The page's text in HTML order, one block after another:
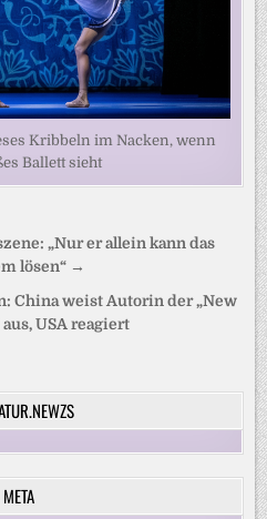
Kribbeln im Nacken, wenn
Ballett sieht
„Nur er allein kann das
lösen“ →
China weist Autorin der „New
USA reagiert
META